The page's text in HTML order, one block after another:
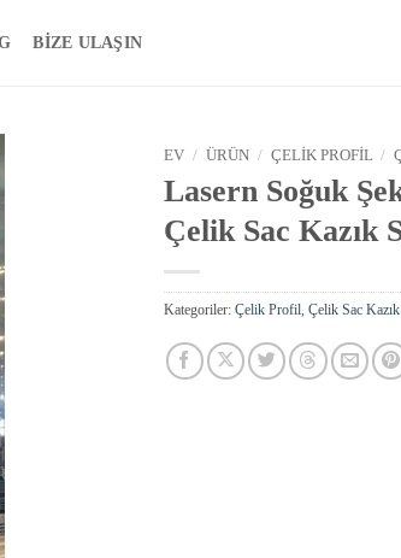
BIZE ULAŞIN
EV / ÜRÜN / ÇELIK PROFIL /
Lasern Soğuk
Çelik Sac Kazık
Kategoriler: Çelik Profil, Çelik Sac Kazık